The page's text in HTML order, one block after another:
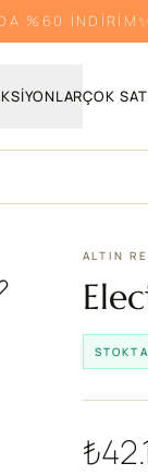
%60 İNDİRİM✨
ÇOK
ALTIN
STOKTA